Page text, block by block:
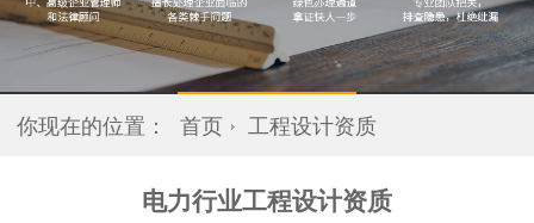
你现在的位置： 首页 工程设计资质
电力行业工程设计资质